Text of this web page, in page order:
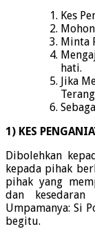
Kes
Minta
hati.
Jika
1) KES
Dibolehkan
kepada pihak
pihak yang
dan
Umpamanya: Si
begitu.